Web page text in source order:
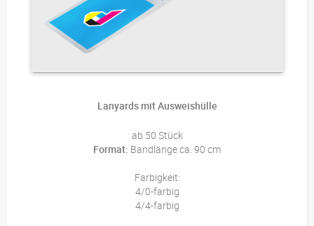
Lanyards mit Ausweishülle
ab 50 Stück
Format: Bandlänge ca. 90 cm
Farbigkeit:
4/0-farbig
4/4-farbig